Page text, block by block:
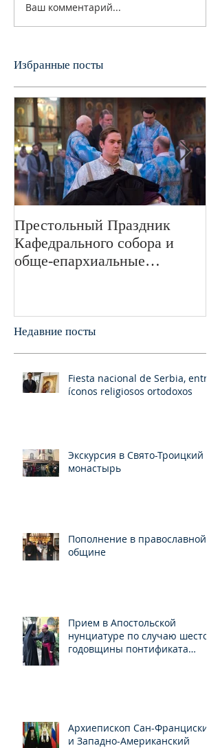
Ваш комментарий...
Избранные посты
Престольный Праздник
Кафедрального собора и
обще-епархиальные
Недавние посты
Fiesta nacional de Serbia, entre
íconos religiosos ortodoxos
Экскурсия в Свято-Троицкий
монастырь
Пополнение в православной
общине
Прием в Апостольской
нунциатуре по случаю шестой
годовщины понтификата
Архиепископ Сан-Франциский
и Западно-Американский